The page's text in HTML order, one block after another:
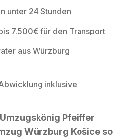
unter 24 Stunden
7.500€ für den Transport
aus Würzburg
inklusive
Pfeiffer
Würzburg Košice so